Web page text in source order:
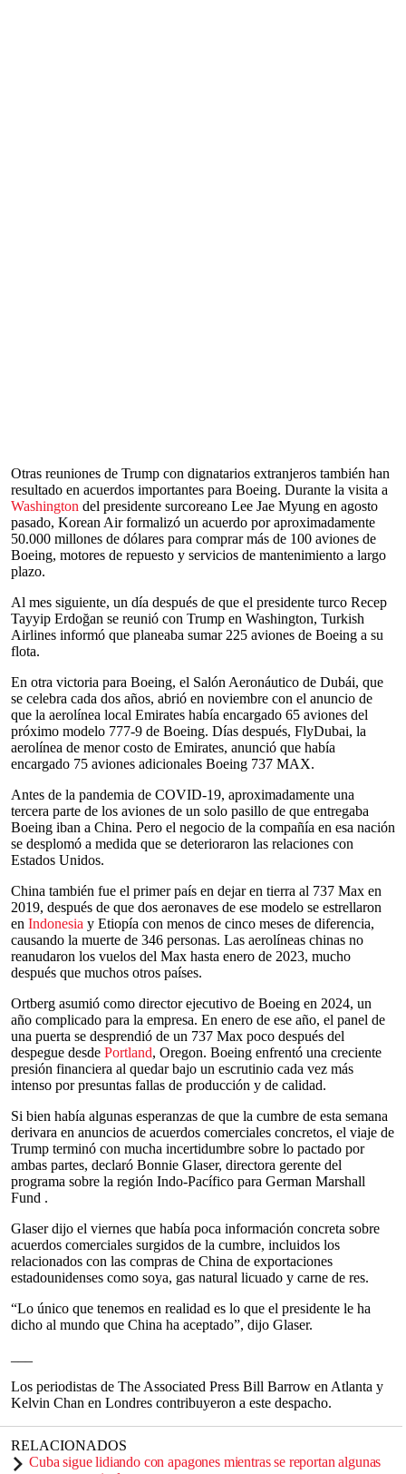
Otras reuniones de Trump con dignatarios extranjeros también han
resultado en acuerdos importantes para Boeing. Durante la visita a
Washington del presidente surcoreano Lee Jae Myung en agosto
pasado, Korean Air formalizó un acuerdo por aproximadamente
50.000 millones de dólares para comprar más de 100 aviones de
Boeing, motores de repuesto y servicios de mantenimiento a largo
plazo.
Al mes siguiente, un día después de que el presidente turco Recep
Tayyip Erdoğan se reunió con Trump en Washington, Turkish
Airlines informó que planeaba sumar 225 aviones de Boeing a su
flota.
En otra victoria para Boeing, el Salón Aeronáutico de Dubái, que
se celebra cada dos años, abrió en noviembre con el anuncio de
que la aerolínea local Emirates había encargado 65 aviones del
próximo modelo 777-9 de Boeing. Días después, FlyDubai, la
aerolínea de menor costo de Emirates, anunció que había
encargado 75 aviones adicionales Boeing 737 MAX.
Antes de la pandemia de COVID-19, aproximadamente una
tercera parte de los aviones de un solo pasillo de que entregaba
Boeing iban a China. Pero el negocio de la compañía en esa nación
se desplomó a medida que se deterioraron las relaciones con
Estados Unidos.
China también fue el primer país en dejar en tierra al 737 Max en
2019, después de que dos aeronaves de ese modelo se estrellaron
en Indonesia y Etiopía con menos de cinco meses de diferencia,
causando la muerte de 346 personas. Las aerolíneas chinas no
reanudaron los vuelos del Max hasta enero de 2023, mucho
después que muchos otros países.
Ortberg asumió como director ejecutivo de Boeing en 2024, un
año complicado para la empresa. En enero de ese año, el panel de
una puerta se desprendió de un 737 Max poco después del
despegue desde Portland, Oregon. Boeing enfrentó una creciente
presión financiera al quedar bajo un escrutinio cada vez más
intenso por presuntas fallas de producción y de calidad.
Si bien había algunas esperanzas de que la cumbre de esta semana
derivara en anuncios de acuerdos comerciales concretos, el viaje de
Trump terminó con mucha incertidumbre sobre lo pactado por
ambas partes, declaró Bonnie Glaser, directora gerente del
programa sobre la región Indo-Pacífico para German Marshall
Fund .
Glaser dijo el viernes que había poca información concreta sobre
acuerdos comerciales surgidos de la cumbre, incluidos los
relacionados con las compras de China de exportaciones
estadounidenses como soya, gas natural licuado y carne de res.
“Lo único que tenemos en realidad es lo que el presidente le ha
dicho al mundo que China ha aceptado”, dijo Glaser.
Los periodistas de The Associated Press Bill Barrow en Atlanta y
Kelvin Chan en Londres contribuyeron a este despacho.
RELACIONADOS
Cuba sigue lidiando con apagones mientras se reportan algunas